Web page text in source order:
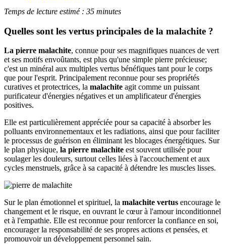
Temps de lecture estimé : 35 minutes
Quelles sont les vertus principales de la malachite ?
La pierre malachite, connue pour ses magnifiques nuances de vert
et ses motifs envoûtants, est plus qu'une simple pierre précieuse;
c'est un minéral aux multiples vertus bénéfiques tant pour le corps
que pour l'esprit. Principalement reconnue pour ses propriétés
curatives et protectrices, la malachite agit comme un puissant
purificateur d'énergies négatives et un amplificateur d'énergies
positives.
Elle est particulièrement appréciée pour sa capacité à absorber les
polluants environnementaux et les radiations, ainsi que pour faciliter
le processus de guérison en éliminant les blocages énergétiques. Sur
le plan physique, la pierre malachite est souvent utilisée pour
soulager les douleurs, surtout celles liées à l'accouchement et aux
cycles menstruels, grâce à sa capacité à détendre les muscles lisses.
Sur le plan émotionnel et spirituel, la malachite vertus encourage le
changement et le risque, en ouvrant le cœur à l'amour inconditionnel
et à l'empathie. Elle est reconnue pour renforcer la confiance en soi,
encourager la responsabilité de ses propres actions et pensées, et
promouvoir un développement personnel sain.